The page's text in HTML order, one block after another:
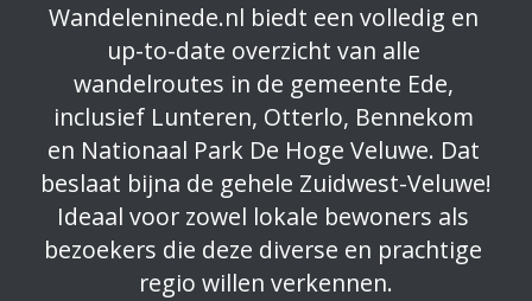
Wandeleninede.nl biedt een volledig en
up-to-date overzicht van alle
wandelroutes in de gemeente Ede,
inclusief Lunteren, Otterlo, Bennekom
en Nationaal Park De Hoge Veluwe. Dat
beslaat bijna de gehele Zuidwest-Veluwe!
Ideaal voor zowel lokale bewoners als
bezoekers die deze diverse en prachtige
regio willen verkennen.